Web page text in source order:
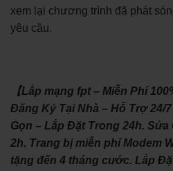
xem lại chương trình đã phát
yêu cầu.
【Lắp mạng fpt – Miễn Phí
Đăng Ký Tại Nhà – Hỗ Trợ 24/
Gọn – Lắp Đặt Trong 24h.
2h. Trang bị miễn phí Modem
tặng đến 4 tháng cước. Lắp